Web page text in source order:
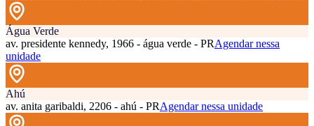
Água Verde
av. presidente kennedy, 1966 - água verde - PRAgendar nessa
unidade
Ahú
av. anita garibaldi, 2206 - ahú - PRAgendar nessa unidade